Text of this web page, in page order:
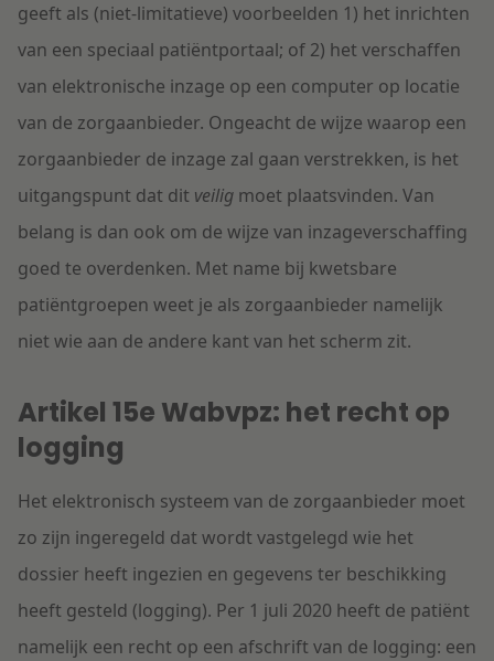
geeft als (niet-limitatieve) voorbeelden 1) het inrichten
van een speciaal patiëntportaal; of 2) het verschaffen
van elektronische inzage op een computer op locatie
van de zorgaanbieder. Ongeacht de wijze waarop een
zorgaanbieder de inzage zal gaan verstrekken, is het
uitgangspunt dat dit veilig moet plaatsvinden. Van
belang is dan ook om de wijze van inzageverschaffing
goed te overdenken. Met name bij kwetsbare
patiëntgroepen weet je als zorgaanbieder namelijk
niet wie aan de andere kant van het scherm zit.
Artikel 15e Wabvpz: het recht op
logging
Het elektronisch systeem van de zorgaanbieder moet
zo zijn ingeregeld dat wordt vastgelegd wie het
dossier heeft ingezien en gegevens ter beschikking
heeft gesteld (logging). Per 1 juli 2020 heeft de patiënt
namelijk een recht op een afschrift van de logging: een